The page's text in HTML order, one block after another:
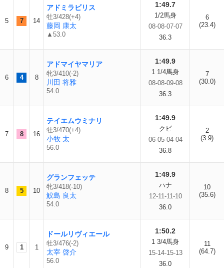
5 7 14
アドミラビリス
牡3/428(+4)
藤岡 康太
▲53.0
1:49.7
1/2馬身
08-08-07-07
36.3
6
(23.4)
6 4 8
アドマイヤマリア
牝3/410(-2)
川田 将雅
54.0
1:49.9
1 1/4馬身
08-08-09-08
36.3
7
(30.0)
7 8 16
テイエムウミナリ
牡3/470(+4)
小牧 太
56.0
1:49.9
クビ
06-05-04-04
36.8
2
(3.9)
8 5 10
グランフェッテ
牝3/418(-10)
鮫島 良太
54.0
1:49.9
ハナ
12-11-11-10
36.0
10
(35.6)
9 1 1
ドールリヴィエール
牡3/476(-2)
太宰 啓介
56.0
1:50.2
1 3/4馬身
15-14-15-13
36.0
11
(64.7)